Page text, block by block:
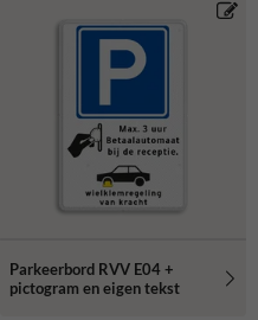
Parkeerbord RVV E04 +
pictogram en eigen tekst